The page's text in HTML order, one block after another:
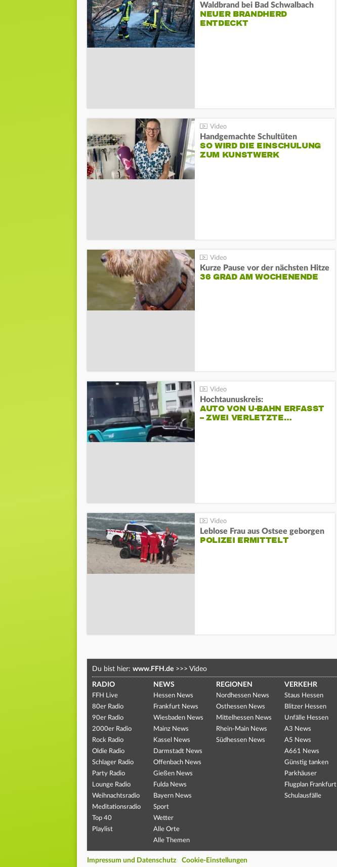
Waldbrand bei Bad Schwalbach
NEUER BRANDHERD
ENTDECKT
Handgemachte Schultüten
SO WIRD DIE EINSCHULUNG
ZUM KUNSTWERK
Kurze Pause vor der nächsten Hitze
36 GRAD AM WOCHENENDE
Hochtaunuskreis:
AUTO VON U-BAHN ERFASST
– ZWEI VERLETZTE…
Leblose Frau aus Ostsee geborgen
POLIZEI ERMITTELT
Du bist hier: www.FFH.de >>> Video
RADIO
FFH Live
80er Radio
90er Radio
2000er Radio
Rock Radio
Oldie Radio
Schlager Radio
Party Radio
Lounge Radio
Weihnachtsradio
Meditationsradio
Top 40
Playlist
NEWS
Hessen News
Frankfurt News
Wiesbaden News
Mainz News
Kassel News
Darmstadt News
Offenbach News
Gießen News
Fulda News
Bayern News
Sport
Wetter
Alle Orte
Alle Themen
REGIONEN
Nordhessen News
Osthessen News
Mittelhessen News
Rhein-Main News
Südhessen News
VERKEHR
Staus Hessen
Blitzer Hessen
Unfälle Hessen
A3 News
A5 News
A661 News
Günstig tanken
Parkhäuser
Flugplan Frankfurt
Schulausfälle
Impressum und Datenschutz Cookie-Einstellungen